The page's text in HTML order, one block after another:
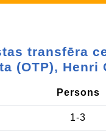
transfēra
(OTP), Henri
Persons
1-3